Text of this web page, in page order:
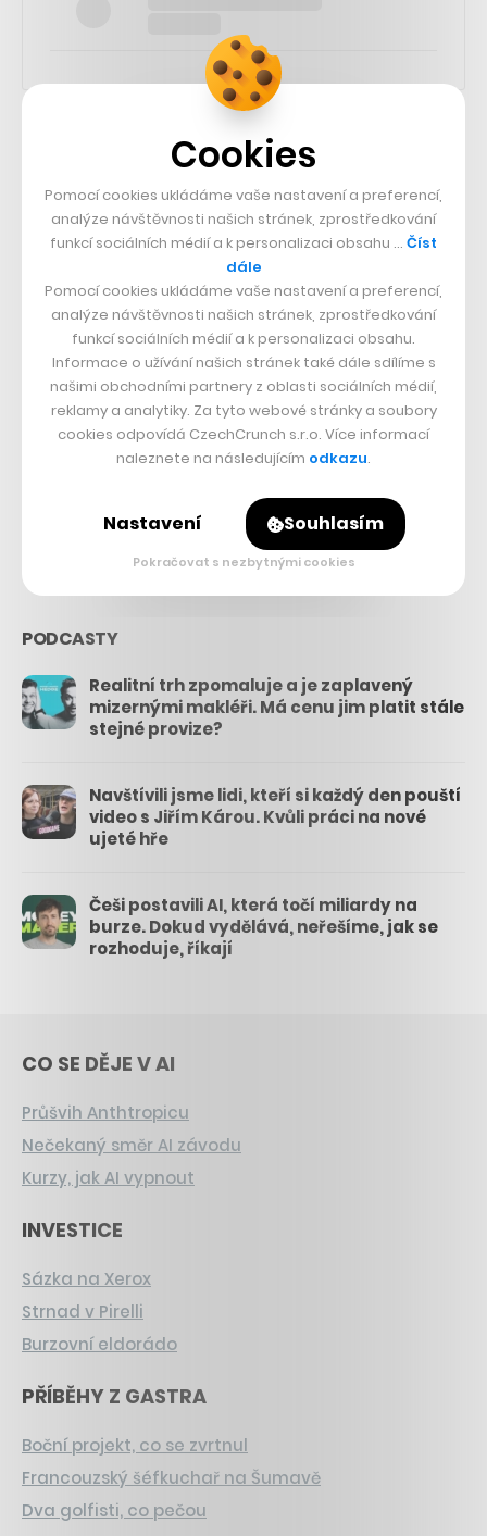
73k
25k
65k
56.4k
PODCASTY
Realitní trh zpomaluje a je zaplavený
mizernými makléři. Má cenu jim platit stále
stejné provize?
Navštívili jsme lidi, kteří si každý den pouští
video s Jiřím Károu. Kvůli práci na nové
ujeté hře
Češi postavili AI, která točí miliardy na
burze. Dokud vydělává, neřešíme, jak se
rozhoduje, říkají
CO SE DĚJE V AI
Průšvih Anthtropicu
Nečekaný směr AI závodu
Kurzy, jak AI vypnout
INVESTICE
Sázka na Xerox
Strnad v Pirelli
Burzovní eldorádo
PŘÍBĚHY Z GASTRA
Boční projekt, co se zvrtnul
Francouzský šéfkuchař na Šumavě
Dva golfisti, co pečou
Cookies
Pomocí cookies ukládáme vaše nastavení a preferencí,
analýze návštěvnosti našich stránek, zprostředkování
funkcí sociálních médií a k personalizaci obsahu … Číst
dále
Pomocí cookies ukládáme vaše nastavení a preferencí,
analýze návštěvnosti našich stránek, zprostředkování
funkcí sociálních médií a k personalizaci obsahu.
Informace o užívání našich stránek také dále sdílíme s
našimi obchodními partnery z oblasti sociálních médií,
reklamy a analytiky. Za tyto webové stránky a soubory
cookies odpovídá CzechCrunch s.r.o. Více informací
naleznete na následujícím odkazu.
Nastavení Souhlasím
Pokračovat s nezbytnými cookies